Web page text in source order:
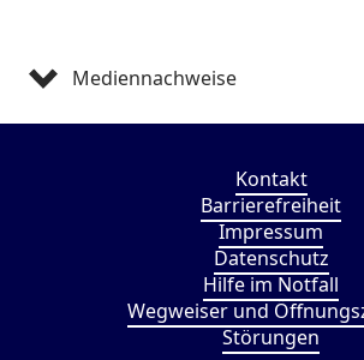
Mediennachweise
Kontakt
Barrierefreiheit
Impressum
Datenschutz
Hilfe im Notfall
Wegweiser und
Störungen